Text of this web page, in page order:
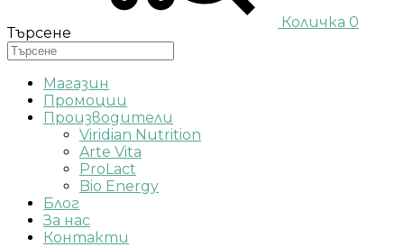
Количка 0
Търсене
Магазин
Промоции
Производители
Viridian Nutrition
Arte Vita
ProLact
Bio Energy
Блог
За нас
Контакти